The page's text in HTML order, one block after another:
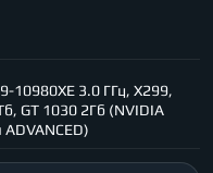
10980XE 3.0 ГГц, X299,
GT 1030 2Гб (NVIDIA